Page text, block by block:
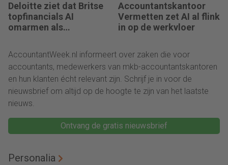
Deloitte ziet dat Britse
topfinancials AI
omarmen als
Accountantskantoor
Vermetten zet AI al flink
in op de werkvloer
AccountantWeek.nl informeert over zaken die voor
accountants, medewerkers van mkb-accountantskantoren
en hun klanten écht relevant zijn. Schrijf je in voor de
nieuwsbrief om altijd op de hoogte te zijn van het laatste
nieuws.
Ontvang de gratis nieuwsbrief
Personalia